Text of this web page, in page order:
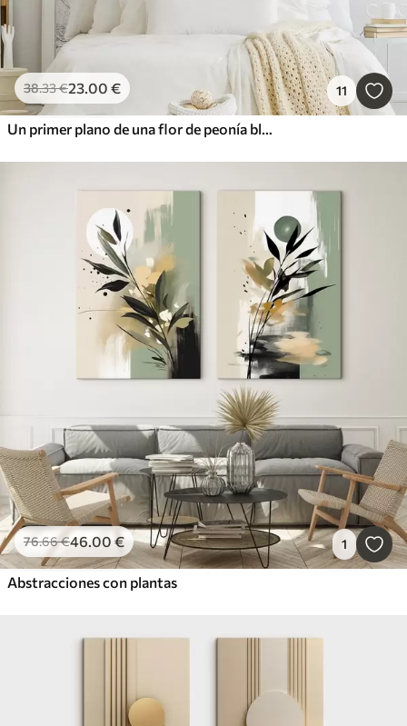
38.33€23.00 € 11
Un primer plano de una flor de peonía blanca con gotas de agua en los pétalos, sobre un fondo borroso
76.66€46.00 € 1
Abstracciones con plantas